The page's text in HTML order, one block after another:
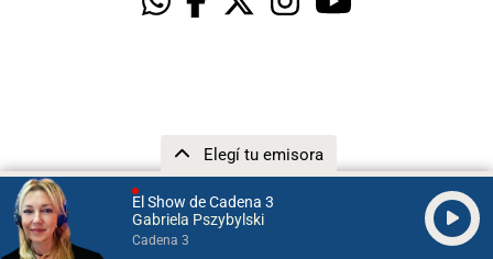
El Show de Cadena 3
Gabriela Pszybylski
Cadena 3
Elegí tu emisora